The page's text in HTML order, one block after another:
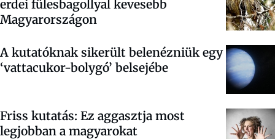
erdei fülesbagollyal kevesebb
Magyarországon
A kutatóknak sikerült belenézniük egy
‘vattacukor-bolygó’ belsejébe
Friss kutatás: Ez aggasztja most
legjobban a magyarokat